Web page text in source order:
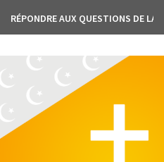
RÉPONDRE AUX QUESTIONS DE LA